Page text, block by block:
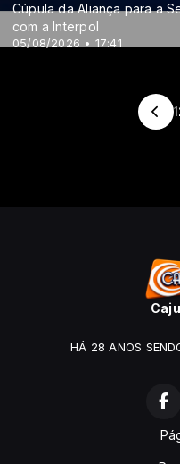
05/08/2026 • 17:41
Cúpula da Aliança para a
com a Interpol
1
HÁ 28 ANOS